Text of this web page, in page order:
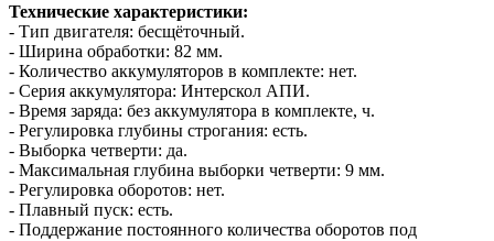
Технические характеристики:
- Тип двигателя: бесщёточный.
- Ширина обработки: 82 мм.
- Количество аккумуляторов в комплекте: нет.
- Серия аккумулятора: Интерскол АПИ.
- Время заряда: без аккумулятора в комплекте, ч.
- Регулировка глубины строгания: есть.
- Выборка четверти: да.
- Максимальная глубина выборки четверти: 9 мм.
- Регулировка оборотов: нет.
- Плавный пуск: есть.
- Поддержание постоянного количества оборотов под